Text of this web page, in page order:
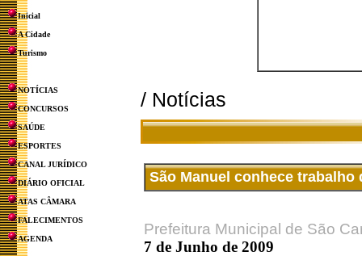
Inicial
A Cidade
Turismo
NOTÍCIAS
CONCURSOS
SAÚDE
ESPORTES
CANAL JURÍDICO
DIÁRIO OFICIAL
ATAS CÂMARA
FALECIMENTOS
AGENDA
/ Notícias
São Manuel conhece
Prefeitura Municipal de São
7 de Junho de 2009